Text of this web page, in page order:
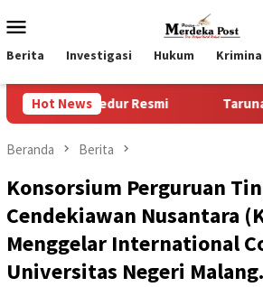
ke
kontenMobile
Berita Investigasi Hukum
Hot News
Resmi Taruna Bhakti
Beranda Berita
Konsorsium Perguruan
Cendekiawan Nusantara
Menggelar International
Universitas Negeri Malang.